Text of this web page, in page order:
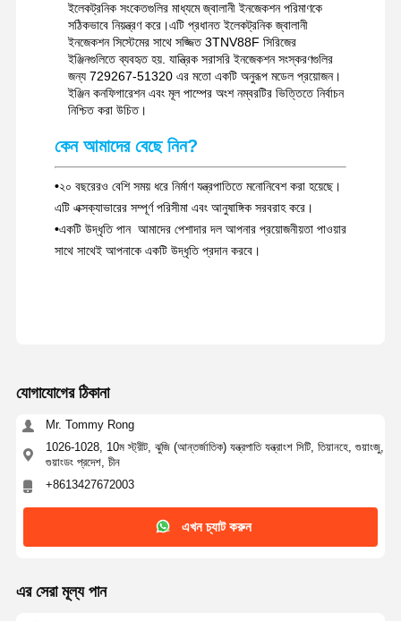
ইলেকট্রনিক সংকেতগুলির মাধ্যমে জ্বালানী ইনজেকশন পরিমাণকে
সঠিকভাবে নিয়ন্ত্রণ করে।এটি প্রধানত ইলেকট্রনিক জ্বালানী
ইনজেকশন সিস্টেমের সাথে সজ্জিত 3TNV88F সিরিজের
ইঞ্জিনগুলিতে ব্যবহৃত হয়. যান্ত্রিক সরাসরি ইনজেকশন সংস্করণগুলির
জন্য 729267-51320 এর মতো একটি অনুরূপ মডেল প্রয়োজন।
ইঞ্জিন কনফিগারেশন এবং মূল পাম্পের অংশ নম্বরটির ভিত্তিতে নির্বাচন
নিশ্চিত করা উচিত।
কেন আমাদের বেছে নিন?
•২০ বছরেরও বেশি সময় ধরে নির্মাণ যন্ত্রপাতিতে মনোনিবেশ করা হয়েছে।
এটি এক্সক্যাভারের সম্পূর্ণ পরিসীমা এবং আনুষাঙ্গিক সরবরাহ করে।
•একটি উদ্ধৃতি পান ️ আমাদের পেশাদার দল আপনার প্রয়োজনীয়তা পাওয়ার
সাথে সাথেই আপনাকে একটি উদ্ধৃতি প্রদান করবে।
যোগাযোগের ঠিকানা
Mr. Tommy Rong
1026-1028, 10ম স্ট্রীট, ঝুজি (আন্তর্জাতিক) যন্ত্রপাতি যন্ত্রাংশ সিটি, তিয়ানহে, গুয়াংজু,
গুয়াংডং প্রদেশ, চীন
+8613427672003
এখন চ্যাট করুন
এর সেরা মূল্য পান